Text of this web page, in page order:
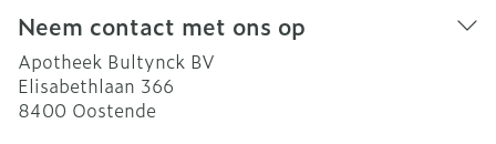
Neem contact met ons op
Apotheek Bultynck BV
Elisabethlaan 366
8400 Oostende